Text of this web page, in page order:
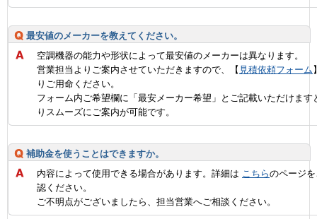
最安値のメーカーを教えてください。
空調機器の能力や形状によって最安値のメーカーは異なります。
営業担当よりご案内させていただきますので、【 見積依頼フォーム
りご用命ください。
フォーム内ご希望欄に「最安メーカー希望」とご記載いただけます
りスムーズにご案内が可能です。
補助金を使うことはできますか。
内容によって使用できる場合があります。詳細は こちらのページ
認ください。
ご不明点がございましたら、担当営業へご相談ください。